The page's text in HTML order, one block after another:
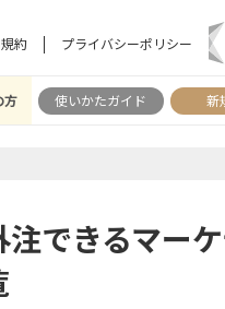
約 プライバシーポリシー
方 使いかたガイド 新
できるマー